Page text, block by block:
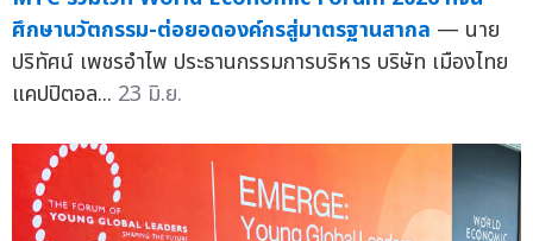
ศึกษานวัตกรรม-ต่อยอดองค์กรสู่มาตรฐานสากล — นาย
ปริทัศน์ เพชรอำไพ ประธานกรรมการบริหาร บริษัท เมืองไทย
แคปปิตอล... 23 มิ.ย.